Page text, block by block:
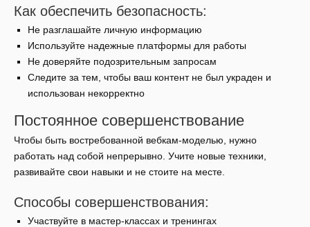
Как обеспечить безопасность:
Не разглашайте личную информацию
Используйте надежные платформы для работы
Не доверяйте подозрительным запросам
Следите за тем, чтобы ваш контент не был украден и
использован некорректно
Постоянное совершенствование
Чтобы быть востребованной вебкам-моделью, нужно
работать над собой непрерывно. Учите новые техники,
развивайте свои навыки и не стоите на месте.
Способы совершенствования:
Участвуйте в мастер-классах и тренингах